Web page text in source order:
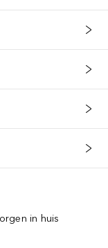
in huis